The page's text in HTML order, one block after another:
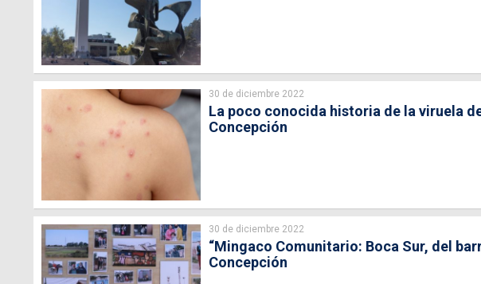
30 de diciembre 2022
La poco conocida historia de la viruela
Concepción
30 de diciembre 2022
“Mingaco Comunitario: Boca Sur, del
Concepción